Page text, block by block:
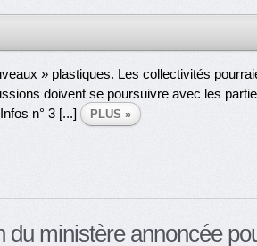
» plastiques. Les collectivités
doivent se poursuivre avec les
n° 3 [...]
PLUS »
ministère annoncée